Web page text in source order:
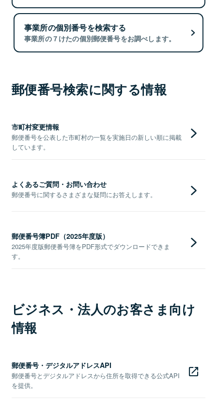
事業所の個別番号を検索する
事業所の７けたの個別郵便番号をお調べします。
郵便番号検索に関する情報
市町村変更情報
郵便番号を公表した市町村の一覧を実施日の新しい順に掲載
しています。
よくあるご質問・お問い合わせ
郵便番号に関するさまざまな疑問にお答えします。
郵便番号簿PDF（2025年度版）
2025年度版郵便番号簿をPDF形式でダウンロードできま
す。
ビジネス・法人のお客さま向け
情報
郵便番号・デジタルアドレスAPI
郵便番号とデジタルアドレスから住所を取得できる公式API
を提供。